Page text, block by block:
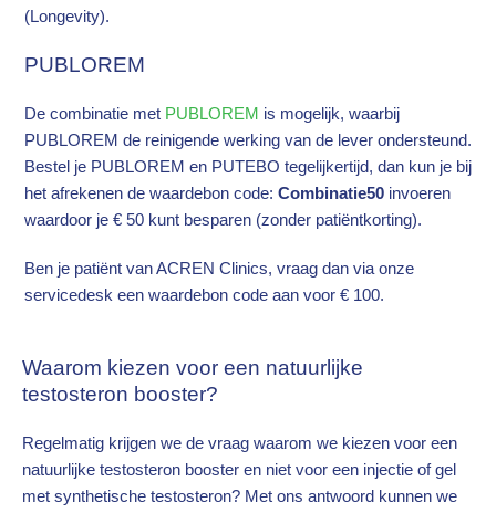
(Longevity).
PUBLOREM
De combinatie met PUBLOREM is mogelijk, waarbij
PUBLOREM de reinigende werking van de lever ondersteund.
Bestel je PUBLOREM en PUTEBO tegelijkertijd, dan kun je bij
het afrekenen de waardebon code: Combinatie50 invoeren
waardoor je € 50 kunt besparen (zonder patiëntkorting).
Ben je patiënt van ACREN Clinics, vraag dan via onze
servicedesk een waardebon code aan voor € 100.
Waarom kiezen voor een natuurlijke
testosteron booster?
Regelmatig krijgen we de vraag waarom we kiezen voor een
natuurlijke testosteron booster en niet voor een injectie of gel
met synthetische testosteron? Met ons antwoord kunnen we